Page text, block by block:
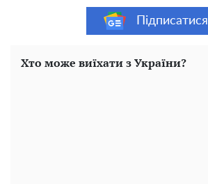
Підписатися
Хто може виїхати з України?